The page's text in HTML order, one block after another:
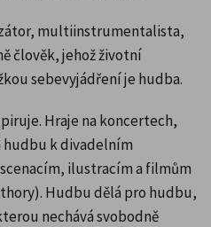
multiinstrumentalista,
člověk, jehož životní
sebevyjádření je hudba.
Hraje na koncertech,
k divadelním
ilustracím a filmům
Hudbu dělá pro hudbu,
nechává svobodně